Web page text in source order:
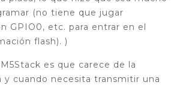
(no tiene que jugar
GPIO0, etc. para entrar en el
flash). )
es que carece de la
y cuando necesita transmitir una